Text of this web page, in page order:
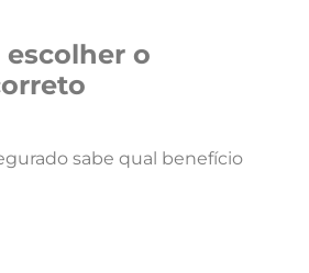
escolher o
sabe qual benefício